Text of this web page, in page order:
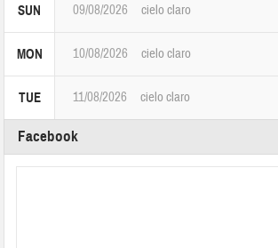
SUN 09/08/2026 cielo claro
MON 10/08/2026 cielo claro
TUE 11/08/2026 cielo claro
Facebook